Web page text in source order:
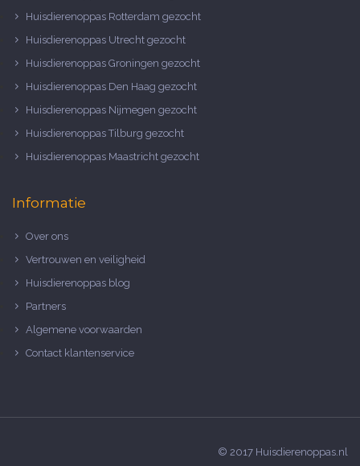
Huisdierenoppas Rotterdam gezocht
Huisdierenoppas Utrecht gezocht
Huisdierenoppas Groningen gezocht
Huisdierenoppas Den Haag gezocht
Huisdierenoppas Nijmegen gezocht
Huisdierenoppas Tilburg gezocht
Huisdierenoppas Maastricht gezocht
Informatie
Over ons
Vertrouwen en veiligheid
Huisdierenoppas blog
Partners
Algemene voorwaarden
Contact klantenservice
© 2017 Huisdierenoppas.nl